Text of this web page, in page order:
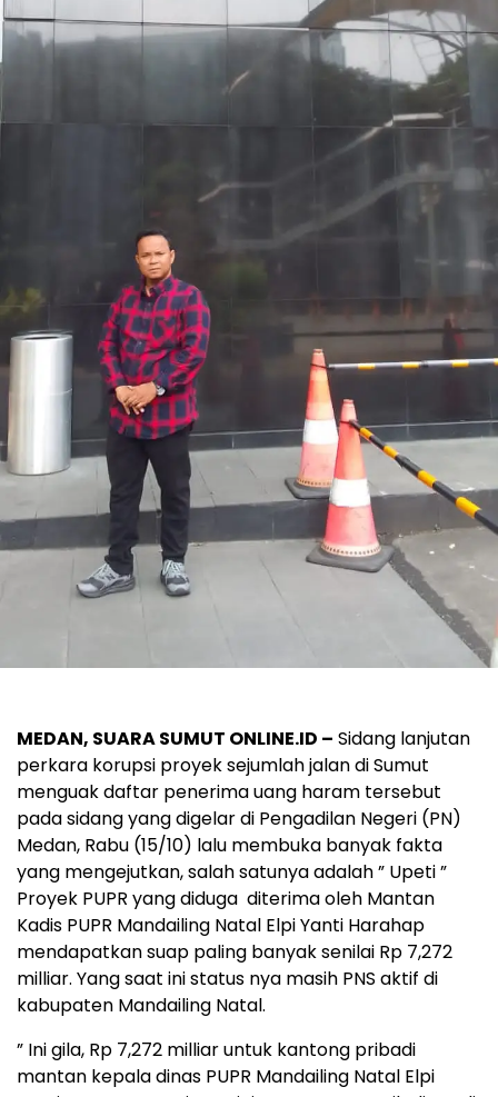
MEDAN, SUARA SUMUT ONLINE.ID – Sidang lanjutan
perkara korupsi proyek sejumlah jalan di Sumut
menguak daftar penerima uang haram tersebut
pada sidang yang digelar di Pengadilan Negeri (PN)
Medan, Rabu (15/10) lalu membuka banyak fakta
yang mengejutkan, salah satunya adalah ” Upeti ”
Proyek PUPR yang diduga diterima oleh Mantan
Kadis PUPR Mandailing Natal Elpi Yanti Harahap
mendapatkan suap paling banyak senilai Rp 7,272
milliar. Yang saat ini status nya masih PNS aktif di
kabupaten Mandailing Natal.
” Ini gila, Rp 7,272 milliar untuk kantong pribadi
mantan kepala dinas PUPR Mandailing Natal Elpi